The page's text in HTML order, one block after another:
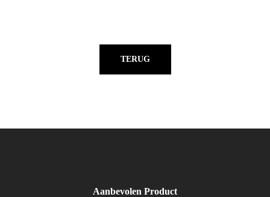
TERUG
Aanbevolen Product